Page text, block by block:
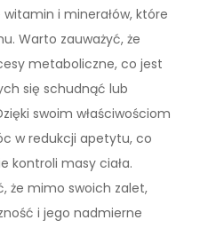
i minerałów, które
Warto zauważyć, że
metaboliczne, co jest
się schudnąć lub
swoim właściwościom
w redukcji apetytu, co
kontroli masy ciała.
że mimo swoich zalet,
i jego nadmierne